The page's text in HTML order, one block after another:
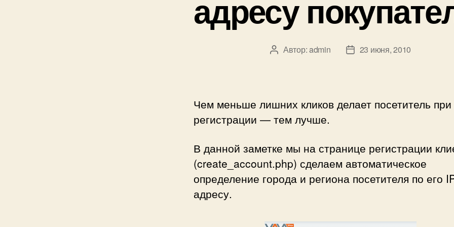
адресу
Автор
Автор:admin
Дата23 июня, 2010
Чем меньше лишних кликов делает посетитель при
регистрации — тем лучше.
В данной заметке мы на странице регистрации
(create_account.php) сделаем автоматическое
определение города и региона посетителя по его
адресу.